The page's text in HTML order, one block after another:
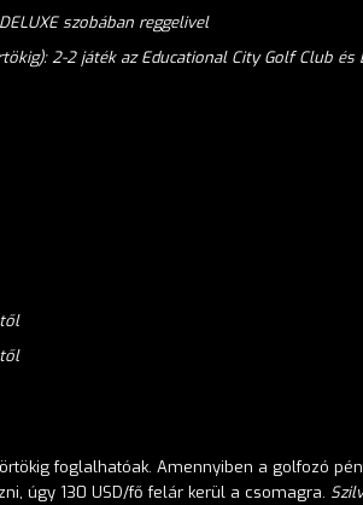
szobában reggelivel
: 2-2 játék az Educational City Golf Club és
foglalhatóak. Amennyiben a golfozó
úgy 130 USD/fő felár kerül a csomagra.